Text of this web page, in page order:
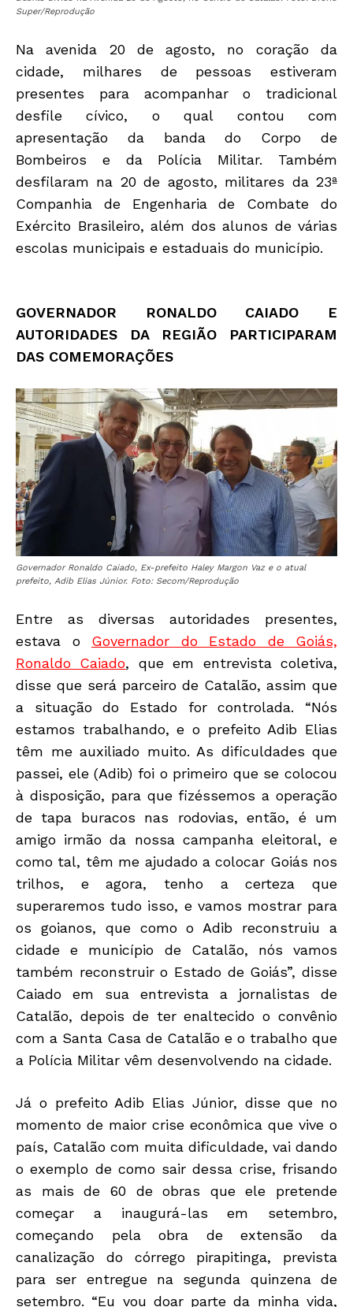
Super/Reprodução
Na avenida 20 de agosto, no coração da
cidade, milhares de pessoas estiveram
presentes para acompanhar o tradicional
desfile cívico, o qual contou com
apresentação da banda do Corpo de
Bombeiros e da Polícia Militar. Também
desfilaram na 20 de agosto, militares da 23ª
Companhia de Engenharia de Combate do
Exército Brasileiro, além dos alunos de várias
escolas municipais e estaduais do município.
GOVERNADOR RONALDO CAIADO E
AUTORIDADES DA REGIÃO PARTICIPARAM
DAS COMEMORAÇÕES
Governador Ronaldo Caiado, Ex-prefeito Haley Margon Vaz e o atual
prefeito, Adib Elias Júnior. Foto: Secom/Reprodução
Entre as diversas autoridades presentes,
estava o Governador do Estado de Goiás,
Ronaldo Caiado, que em entrevista coletiva,
disse que será parceiro de Catalão, assim que
a situação do Estado for controlada. “Nós
estamos trabalhando, e o prefeito Adib Elias
têm me auxiliado muito. As dificuldades que
passei, ele (Adib) foi o primeiro que se colocou
à disposição, para que fizéssemos a operação
de tapa buracos nas rodovias, então, é um
amigo irmão da nossa campanha eleitoral, e
como tal, têm me ajudado a colocar Goiás nos
trilhos, e agora, tenho a certeza que
superaremos tudo isso, e vamos mostrar para
os goianos, que como o Adib reconstruiu a
cidade e município de Catalão, nós vamos
também reconstruir o Estado de Goiás”, disse
Caiado em sua entrevista a jornalistas de
Catalão, depois de ter enaltecido o convênio
com a Santa Casa de Catalão e o trabalho que
a Polícia Militar vêm desenvolvendo na cidade.
Já o prefeito Adib Elias Júnior, disse que no
momento de maior crise econômica que vive o
país, Catalão com muita dificuldade, vai dando
o exemplo de como sair dessa crise, frisando
as mais de 60 de obras que ele pretende
começar a inaugurá-las em setembro,
começando pela obra de extensão da
canalização do córrego pirapitinga, prevista
para ser entregue na segunda quinzena de
setembro. “Eu vou doar parte da minha vida,